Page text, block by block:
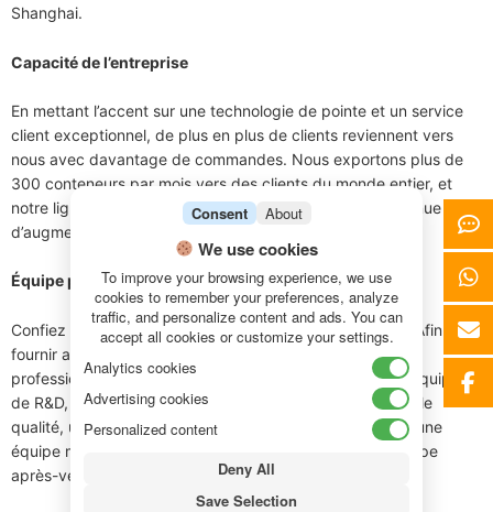
Shanghai.
Capacité de l’entreprise
En mettant l’accent sur une technologie de pointe et un service
client exceptionnel, de plus en plus de clients reviennent vers
nous avec davantage de commandes. Nous exportons plus de
300 conteneurs par mois vers des clients du monde entier, et
notre ligne de production est passée de 10 à 20 et continue
d’augmenter.
Équipe professionnelle
Confiez les tâches professionnelles aux professionnels ! Afin de
fournir aux clients la meilleure qualité et des services
professionnels, nous disposons de 8 équipes, dont une équipe
de R&D, une équipe de fabrication, une équipe de contrôle
qualité, une équipe commerciale, une équipe logistique, une
équipe marketing, une équipe de conception et une équipe
après-vente.
Consent About
We use cookies
To improve your browsing experience, we use
cookies to remember your preferences, analyze
traffic, and personalize content and ads. You can
accept all cookies or customize your settings.
Analytics cookies
Advertising cookies
Personalized content
Deny All
Save Selection